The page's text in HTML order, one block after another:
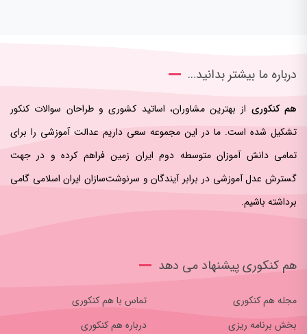
درباره ما بیشتر بدانید…
هم کنکوری از بهترین مشاوران، اساتید کشوری و طراحان سوالات کنکور
تشکیل شده است. ما در این مجموعه سعی داریم عدالت آموزشی را برای
تمامی دانش آموزان متوسطه دوم ایران زمین فراهم کرده و در جهت
گسترش عدل آموزشی در برابر آیندگان و سرنوشت‌سازان ایران اسلامی‌ گامی
برداشته باشیم.
هم کنکوری پیشنهاد می دهد
مجله هم کنکوری
تماس با هم کنکوری
بخش برنامه ریزی
درباره هم کنکوری